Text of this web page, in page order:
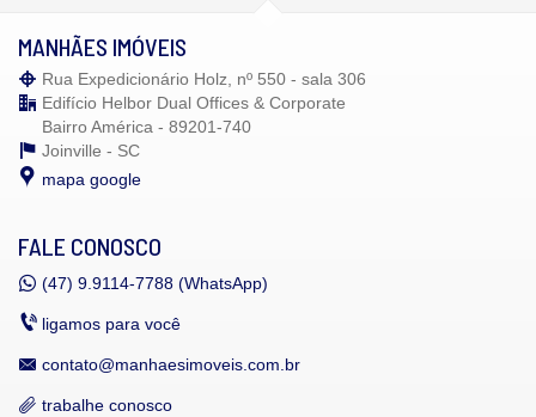
MANHÃES IMÓVEIS
Rua Expedicionário Holz, nº 550 - sala 306
Edifício Helbor Dual Offices & Corporate
Bairro América - 89201-740
Joinville - SC
mapa google
FALE CONOSCO
(47) 9.9114-7788 (WhatsApp)
ligamos para você
contato@manhaesimoveis.com.br
trabalhe conosco